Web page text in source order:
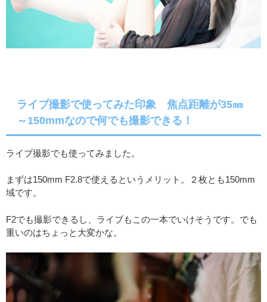
ライブ撮影で使ってみた印象 焦点距離が35㎜
～150mmなので何でも撮影できる！
ライブ撮影でも使ってみました。
まずは150mm F2.8で使えるというメリット。２枚とも150mm
域です。
F2でも撮影できるし、ライブもこの一本でいけそうです。でも
重いのはちょっと大変かな。